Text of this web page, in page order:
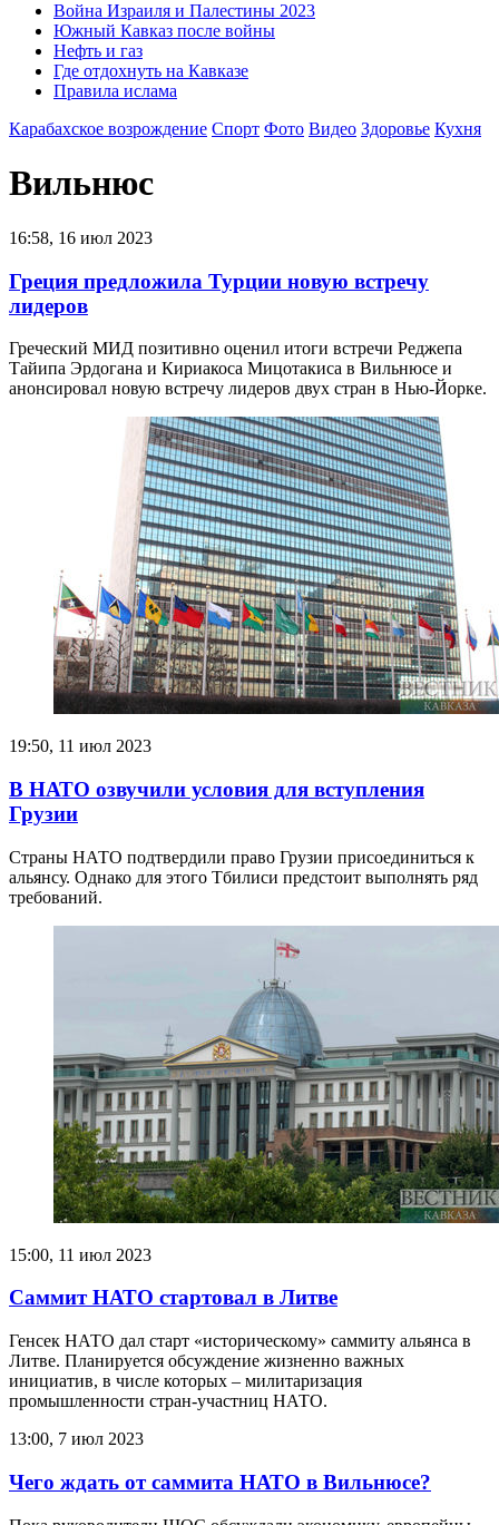
Война Израиля и Палестины 2023
Южный Кавказ после войны
Нефть и газ
Где отдохнуть на Кавказе
Правила ислама
Карабахское возрождение Спорт Фото Видео Здоровье Кухня
Вильнюс
16:58, 16 июл 2023
Греция предложила Турции новую встречу
лидеров
Греческий МИД позитивно оценил итоги встречи Реджепа
Тайипа Эрдогана и Кириакоса Мицотакиса в Вильнюсе и
анонсировал новую встречу лидеров двух стран в Нью-Йорке.
19:50, 11 июл 2023
В НАТО озвучили условия для вступления
Грузии
Страны НАТО подтвердили право Грузии присоединиться к
альянсу. Однако для этого Тбилиси предстоит выполнять ряд
требований.
15:00, 11 июл 2023
Саммит НАТО стартовал в Литве
Генсек НАТО дал старт «историческому» саммиту альянса в
Литве. Планируется обсуждение жизненно важных
инициатив, в числе которых – милитаризация
промышленности стран-участниц НАТО.
13:00, 7 июл 2023
Чего ждать от саммита НАТО в Вильнюсе?